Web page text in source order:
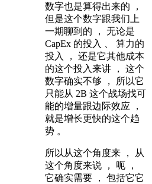
数字也是算得出来的 ，
但是这个数字跟我们上
一期聊到的 ， 无论是
CapEx 的投入 、 算力的
投入 ， 还是它其他成本
的这个投入来讲 ， 这个
数字确实不够 ， 所以它
只能从 2B 这个战场找可
能的增量跟边际效应 ，
就是增长更快的这个趋
势 。
所以从这个角度来 ， 从
这个角度来说 ， 呃 ，
它确实需要 ， 包括它它